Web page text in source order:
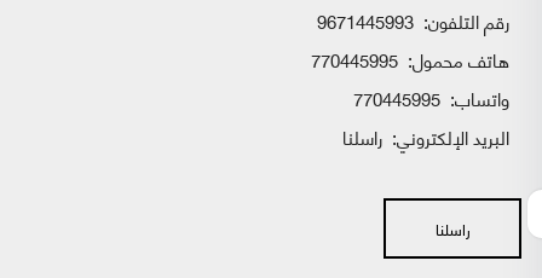
رقم التلفون: 9671445993
هاتف محمول: 770445995
واتساب:
البريد الإلكتروني: راسلنا
راسلنا